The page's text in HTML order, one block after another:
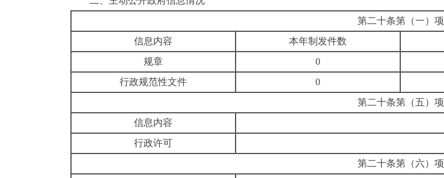
第二十条第（一）项
信息内容
本年制发件数
规章
0
行政规范性文件
0
第二十条第（五）项
信息内容
行政许可
第二十条第（六）项